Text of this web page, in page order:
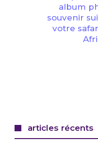
album
souvenir
votre
articles récents